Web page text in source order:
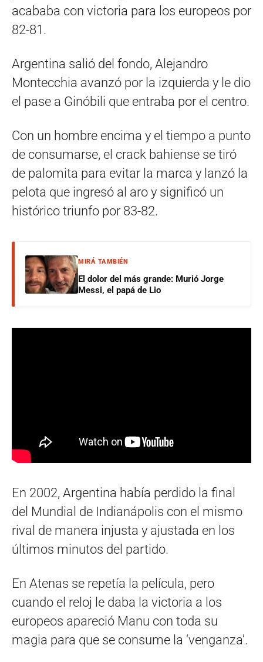
acababa con victoria para los europeos por
82-81.
Argentina salió del fondo, Alejandro
Montecchia avanzó por la izquierda y le dio
el pase a Ginóbili que entraba por el centro.
Con un hombre encima y el tiempo a punto
de consumarse, el crack bahiense se tiró
de palomita para evitar la marca y lanzó la
pelota que ingresó al aro y significó un
histórico triunfo por 83-82.
MIRÁ TAMBIÉN
El dolor del más grande: Murió Jorge
Messi, el papá de Lio
En 2002, Argentina había perdido la final
del Mundial de Indianápolis con el mismo
rival de manera injusta y ajustada en los
últimos minutos del partido.
En Atenas se repetía la película, pero
cuando el reloj le daba la victoria a los
europeos apareció Manu con toda su
magia para que se consume la ‘venganza’.